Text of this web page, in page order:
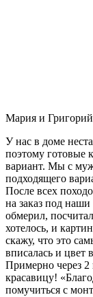
Мария и
У нас в доме
поэтому готовые
вариант. Мы с
подходящего
После всех
на заказ под
обмерил,
хотелось, и
скажу, что это
вписалась и цвет
Примерно через
красавицу!
помучиться с